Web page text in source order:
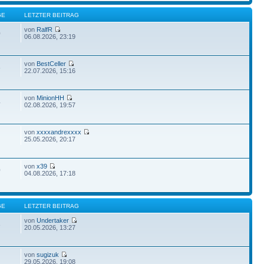
LETZTER BEITRAG
von RalfR
06.08.2026, 23:19
von BestCeller
22.07.2026, 15:16
von MinionHH
02.08.2026, 19:57
vonxxxxandrexxxx
25.05.2026, 20:17
vonx39
04.08.2026, 17:18
LETZTER BEITRAG
vonUndertaker
20.05.2026, 13:27
vonsugizuk
29.05.2026, 19:08